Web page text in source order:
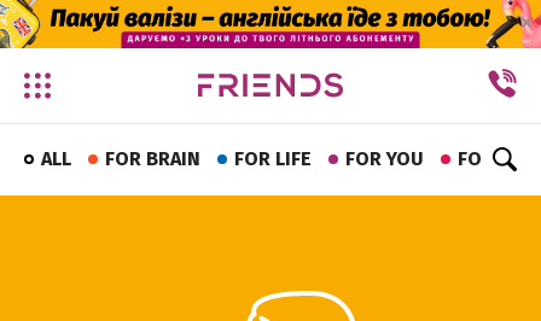
✕
ALL FOR BRAIN FOR LIFE FOR YOU FOR FUN